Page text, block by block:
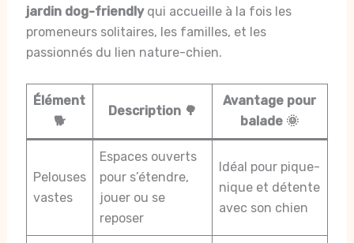
jardin dog-friendlyqui accueille à la fois les
promeneurs solitaires, les familles, et les
passionnés du lien nature-chien.
Élément
🐕
Description 🌳
Avantage pour
balade 🌞
Pelouses
vastes
Espaces ouverts
pour s’étendre,
jouer ou se
reposer
Idéal pour pique-
nique et détente
avec son chien